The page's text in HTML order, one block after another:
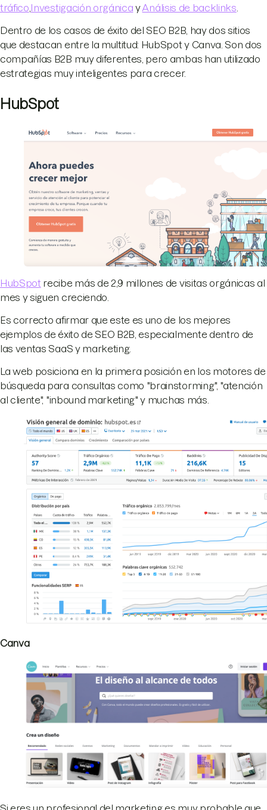
tráfico Investigación orgánica yAnálisis de backlinks
Dentro de los casos de éxito del SEO B2B, hay dos sitios
que destacan entre la multitud: HubSpot y Canva. Son dos
compañías B2B muy diferentes, pero ambas han utilizado
estrategias muy inteligentes para crecer.
HubSpot
HubSpot recibe más de 2,9 millones de visitas orgánicas al
mes y siguen creciendo.
Es correcto afirmar que este es uno de los mejores
ejemplos de éxito de SEO B2B, especialmente dentro de
las ventas SaaS y marketing.
La web posiciona en la primera posición en los motores de
búsqueda para consultas como "brainstorming", "atención
al cliente", "inbound marketing" y muchas más.
Canva